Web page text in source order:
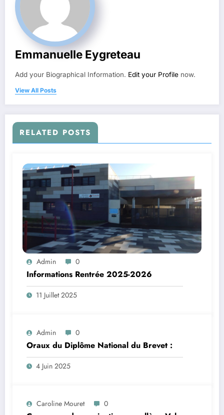
Emmanuelle Eygreteau
Add your Biographical Information. Edit your Profile now.
View All Posts
RELATED POSTS
Admin 0
Informations Rentrée 2025-2026
11 Juillet 2025
Admin 0
Oraux du Diplôme National du Brevet :
4 Juin 2025
Caroline Mouret 0